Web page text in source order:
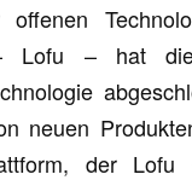
Lofu – hat
neuen
der